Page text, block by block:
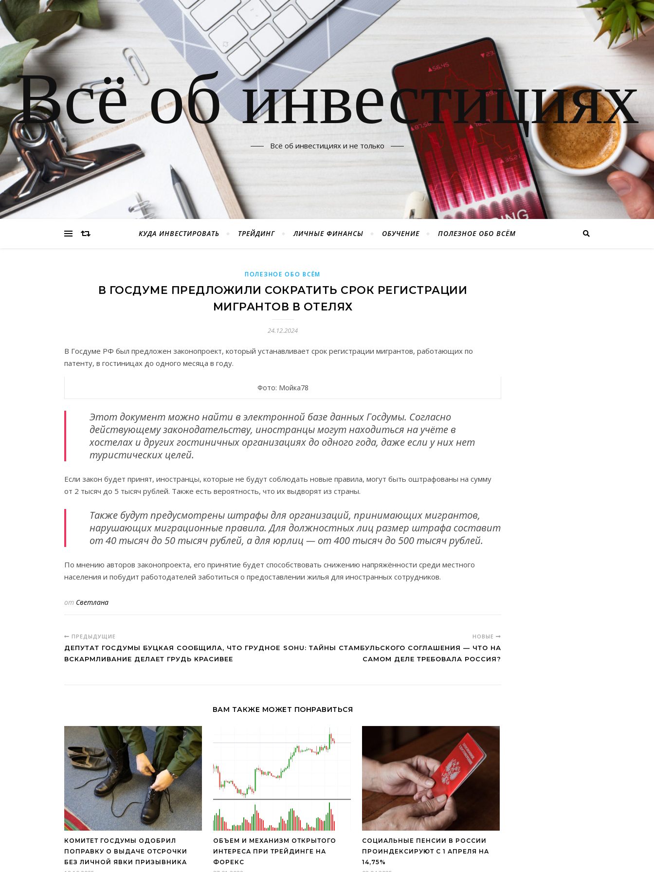
Всё об инвестициях
Всё об инвестициях и не только
КУДА ИНВЕСТИРОВАТЬ ТРЕЙДИНГ ЛИЧНЫЕ ФИНАНСЫ ОБУЧЕНИЕ ПОЛЕЗНОЕ ОБО ВСЁМ
ПОЛЕЗНОЕ ОБО ВСЁМ
В ГОСДУМЕ ПРЕДЛОЖИЛИ СОКРАТИТЬ СРОК РЕГИСТРАЦИИ
МИГРАНТОВ В ОТЕЛЯХ
24.12.2024
В Госдуме РФ был предложен законопроект, который устанавливает срок регистрации мигрантов, работающих по
патенту, в гостиницах до одного месяца в году.
Фото: Мойка78
Этот документ можно найти в электронной базе данных Госдумы. Согласно
действующему законодательству, иностранцы могут находиться на учёте в
хостелах и других гостиничных организациях до одного года, даже если у них нет
туристических целей.
Если закон будет принят, иностранцы, которые не будут соблюдать новые правила, могут быть оштрафованы на сумму
от 2 тысяч до 5 тысяч рублей. Также есть вероятность, что их выдворят из страны.
Также будут предусмотрены штрафы для организаций, принимающих мигрантов,
нарушающих миграционные правила. Для должностных лиц размер штрафа составит
от 40 тысяч до 50 тысяч рублей, а для юрлиц — от 400 тысяч до 500 тысяч рублей.
По мнению авторов законопроекта, его принятие будет способствовать снижению напряжённости среди местного
населения и побудит работодателей заботиться о предоставлении жилья для иностранных сотрудников.
от Светлана
ПРЕДЫДУЩИЕ
ДЕПУТАТ ГОСДУМЫ БУЦКАЯ СООБЩИЛА, ЧТО ГРУДНОЕ
ВСКАРМЛИВАНИЕ ДЕЛАЕТ ГРУДЬ КРАСИВЕЕ
НОВЫЕ
SOHU: ТАЙНЫ СТАМБУЛЬСКОГО СОГЛАШЕНИЯ — ЧТО НА
САМОМ ДЕЛЕ ТРЕБОВАЛА РОССИЯ?
ВАМ ТАКЖЕ МОЖЕТ ПОНРАВИТЬСЯ
КОМИТЕТ ГОСДУМЫ ОДОБРИЛ
ПОПРАВКУ О ВЫДАЧЕ ОТСРОЧКИ
БЕЗ ЛИЧНОЙ ЯВКИ ПРИЗЫВНИКА
ОБЪЕМ И МЕХАНИЗМ ОТКРЫТОГО
ИНТЕРЕСА ПРИ ТРЕЙДИНГЕ НА
ФОРЕКС
СОЦИАЛЬНЫЕ ПЕНСИИ В РОССИИ
ПРОИНДЕКСИРУЮТ С 1 АПРЕЛЯ НА
14,75%